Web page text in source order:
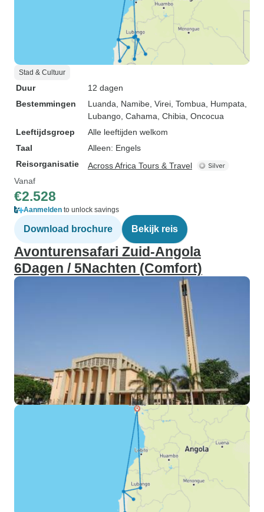
Stad & Cultuur
Duur
12 dagen
Bestemmingen
Luanda , Namibe , Virei , Tombua , Humpata
Lubango , Cahama , Chibia , Oncocua
Leeftijdsgroep
Alle leeftijden welkom
Taal
Alleen: Engels
Reisorganisatie
Across Africa Tours & Travel
Vanaf
€2.528
Aanmelden to unlock savings
Download brochure Bekijk reis
Avonturensafari Zuid-Angola
6Dagen / 5Nachten (Comfort)